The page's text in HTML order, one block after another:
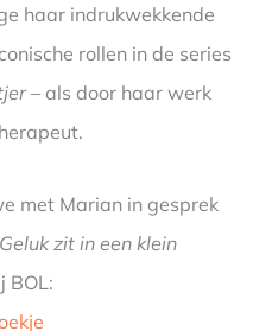
haar indrukwekkende
rollen in de series
– als door haar werk
met Marian in gesprek
Geluk zit in een klein
BOL: